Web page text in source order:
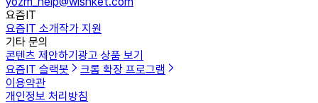
요즘IT
요즘IT 소개작가 지원
기타 문의
콘텐츠 제안하기 광고 상품 보기
요즘IT 슬랙봇
크롬 확장 프로그램
이용약관
개인정보 처리방침